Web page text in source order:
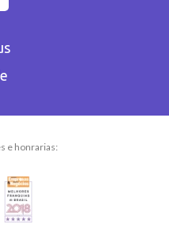
e honrarias: